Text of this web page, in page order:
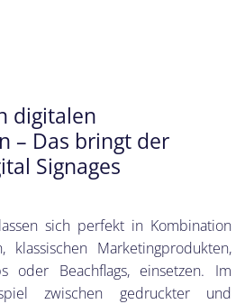
digitalen
– Das bringt der
Signages
sich perfekt in Kombination
Marketingprodukten,
oder Beachflags, einsetzen. Im
zwischen gedruckter und